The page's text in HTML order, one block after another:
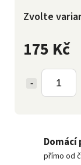
175 Kč
Zvolte
přímo od